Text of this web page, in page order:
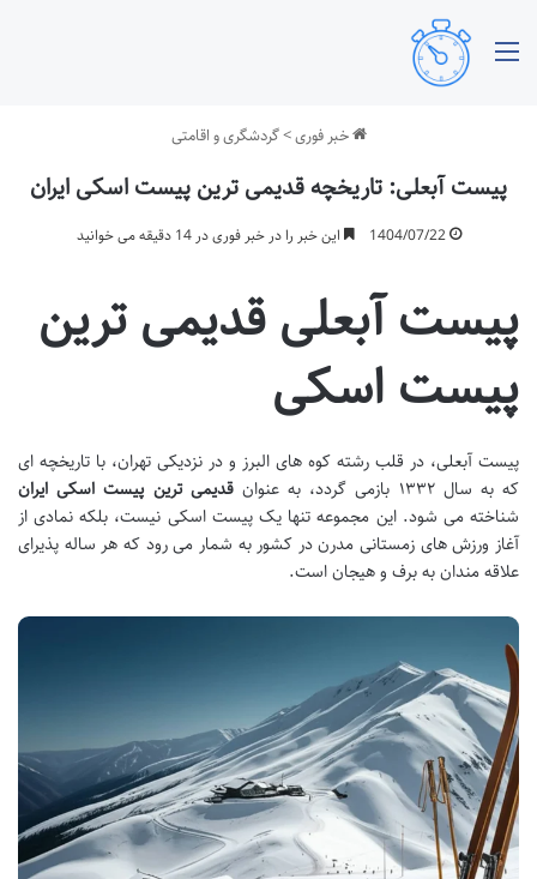
خبر فوری>گردشگری و اقامتی
پیست آبعلی: تاریخچه قدیمی ترین پیست اسکی ایران
1404/07/22 این خبر را در خبر فوری در 14 دقیقه می خوانید
پیست آبعلی قدیمی ترین
پیست اسکی
پیست آبعلی، در قلب رشته کوه های البرز و در نزدیکی تهران، با تاریخچه ای
که به سال ۱۳۳۲ بازمی گردد، به عنوان
قدیمی ترین پیست اسکی ایران
شناخته می شود. این مجموعه تنها یک پیست اسکی نیست، بلکه نمادی از
آغاز ورزش های زمستانی مدرن در کشور به شمار می رود که هر ساله پذیرای
علاقه مندان به برف و هیجان است.